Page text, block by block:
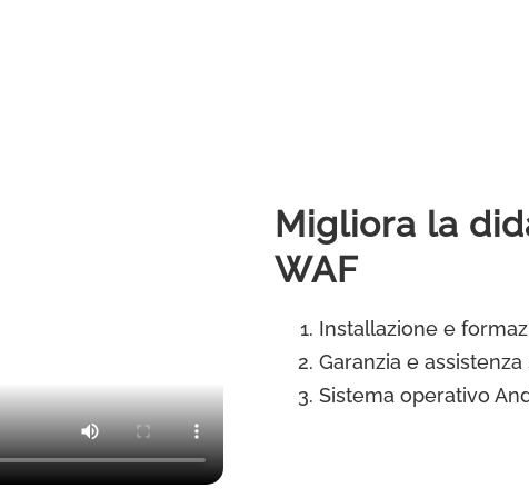
Migliora la
WAF
Installazione e
Garanzia e assistenza
Sistema operativo